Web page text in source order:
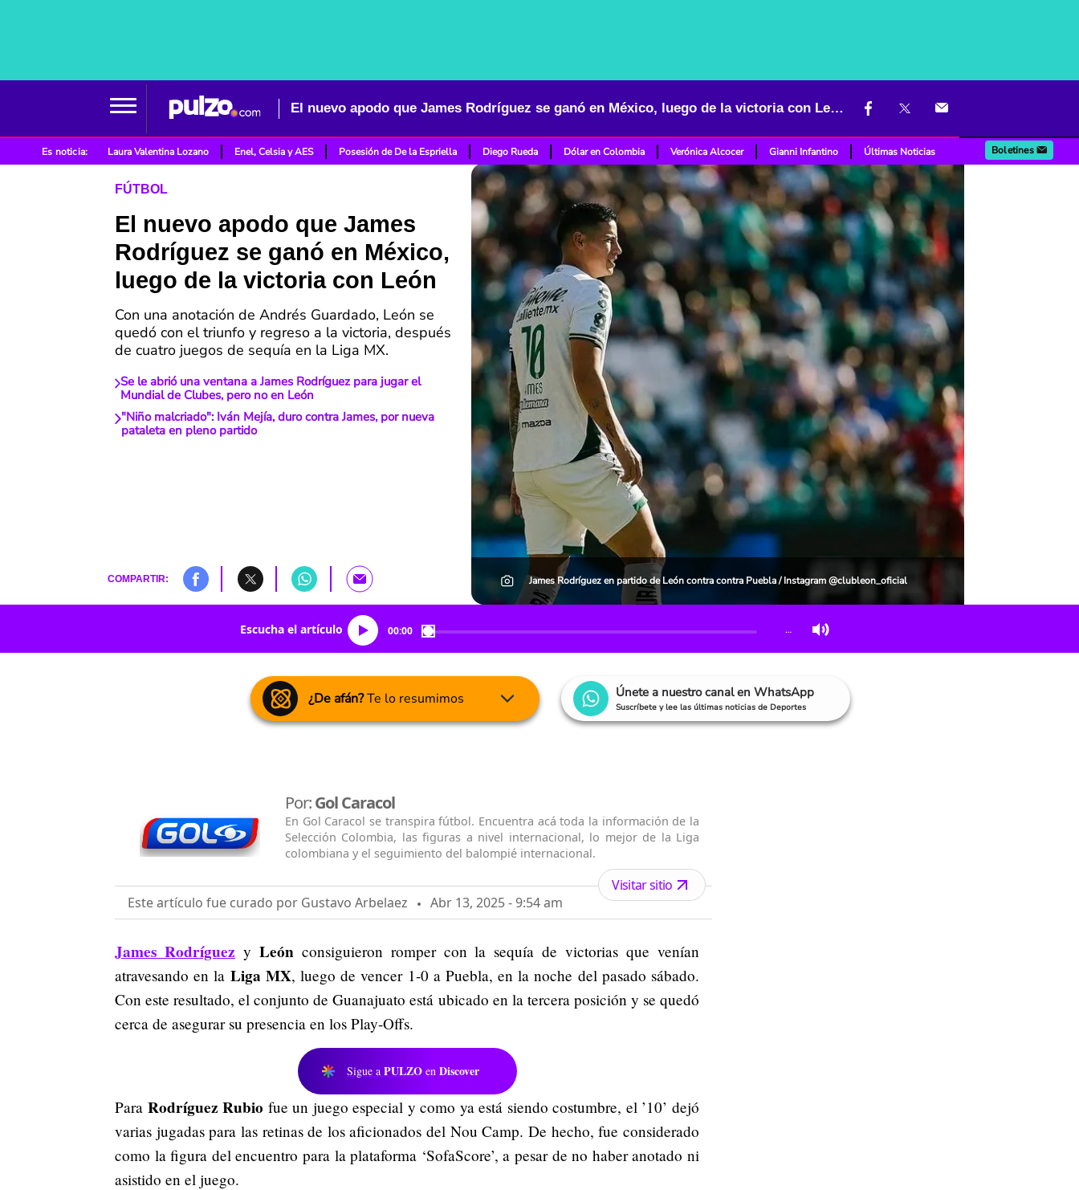
El nuevo apodo que James Rodríguez se ganó en México, luego de la victoria con León
Es noticia: Laura Valentina Lozano Enel, Celsia y AES Posesión de De la Espriella Diego Rueda Dólar en Colombia Verónica Alcocer Gianni Infantino Últimas Noticias Boletines
FÚTBOL
El nuevo apodo que James
Rodríguez se ganó en México,
luego de la victoria con León
Con una anotación de Andrés Guardado, León se
quedó con el triunfo y regreso a la victoria, después
de cuatro juegos de sequía en la Liga MX.
Se le abrió una ventana a James Rodríguez para jugar el
Mundial de Clubes, pero no en León
"Niño malcriado": Iván Mejía, duro contra James, por nueva
pataleta en pleno partido
COMPARTIR: James Rodríguez en partido de León contra contra Puebla / Instagram @clubleon_oficial
Escucha el artículo 00:00 …
¿De afán?Te lo resumimos Únete a nuestro canal en WhatsApp
Suscríbete y lee las últimas noticias de Deportes
Por:Gol Caracol
En Gol Caracol se transpira fútbol. Encuentra acá toda la información de la
Selección Colombia, las figuras a nivel internacional, lo mejor de la Liga
colombiana y el seguimiento del balompié internacional.
Este artículo fue curado por Gustavo Arbelaez Abr 13, 2025 - 9:54 am
Visitar sitio
James Rodríguez y León consiguieron romper con la sequía de victorias que venían
atravesando en la Liga MX, luego de vencer 1-0 a Puebla, en la noche del pasado sábado.
Con este resultado, el conjunto de Guanajuato está ubicado en la tercera posición y se quedó
cerca de asegurar su presencia en los Play-Offs.
Sigue a PULZO en Discover
Para Rodríguez Rubio fue un juego especial y como ya está siendo costumbre, el ’10’ dejó
varias jugadas para las retinas de los aficionados del Nou Camp. De hecho, fue considerado
como la figura del encuentro para la plataforma ‘SofaScore’, a pesar de no haber anotado ni
asistido en el juego.